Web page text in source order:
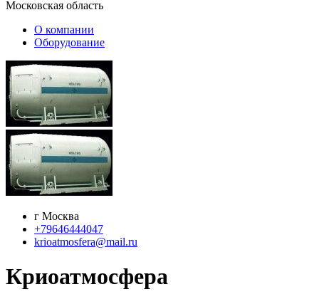
Московская область
О компании
Оборудование
г Москва
+79646444047
krioatmosfera@mail.ru
Криоатмосфера